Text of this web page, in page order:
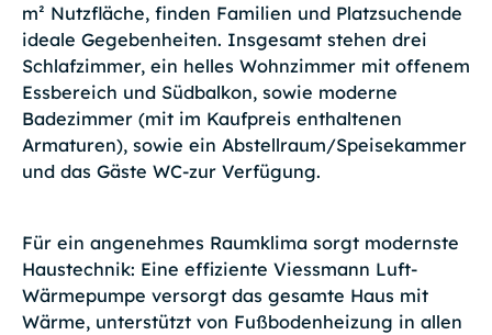
m² Nutzfläche, finden Familien und Platzsuchende
ideale Gegebenheiten. Insgesamt stehen drei
Schlafzimmer, ein helles Wohnzimmer mit offenem
Essbereich und Südbalkon, sowie moderne
Badezimmer (mit im Kaufpreis enthaltenen
Armaturen), sowie ein Abstellraum/Speisekammer
und das Gäste WC-zur Verfügung.
Für ein angenehmes Raumklima sorgt modernste
Haustechnik: Eine effiziente Viessmann Luft-
Wärmepumpe versorgt das gesamte Haus mit
Wärme, unterstützt von Fußbodenheizung in allen